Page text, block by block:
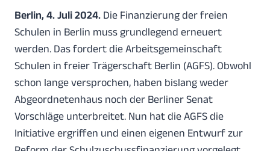
Berlin, 4. Juli 2024. Die Finanzierung der freien
Schulen in Berlin muss grundlegend erneuert
werden. Das fordert die Arbeitsgemeinschaft
Schulen in freier Trägerschaft Berlin (AGFS). Obwohl
schon lange versprochen, haben bislang weder
Abgeordnetenhaus noch der Berliner Senat
Vorschläge unterbreitet. Nun hat die AGFS die
Initiative ergriffen und einen eigenen Entwurf zur